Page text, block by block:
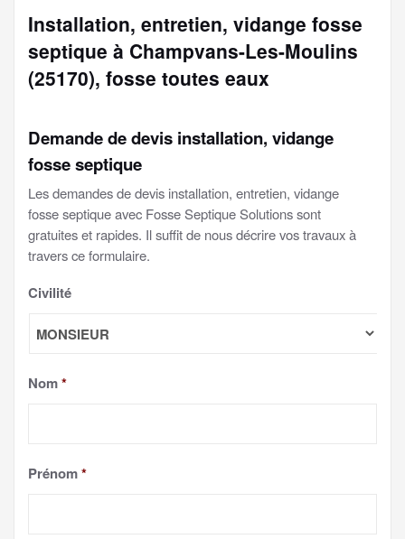
Installation, entretien, vidange fosse
septique à Champvans-Les-Moulins
(25170), fosse toutes eaux
Demande de devis installation, vidange
fosse septique
Les demandes de devis installation, entretien, vidange
fosse septique avec Fosse Septique Solutions sont
gratuites et rapides. Il suffit de nous décrire vos travaux à
travers ce formulaire.
Civilité
Nom*
Prénom*